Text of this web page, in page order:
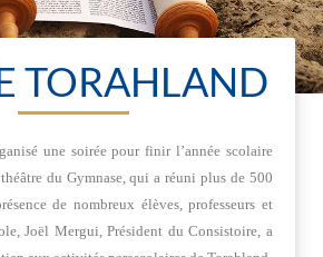
TORAHLAND
une soirée pour finir l’année scolaire
du Gymnase, qui a réuni plus de 500
de nombreux élèves, professeurs et
Joël Mergui, Président du Consistoire, a